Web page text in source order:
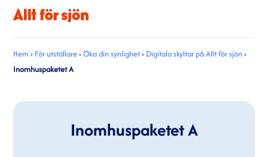
Hem › För utställare›Öka din synlighet› Digitala skyltar på Allt för sjön›
Inomhuspaketet A
Inomhuspaketet A